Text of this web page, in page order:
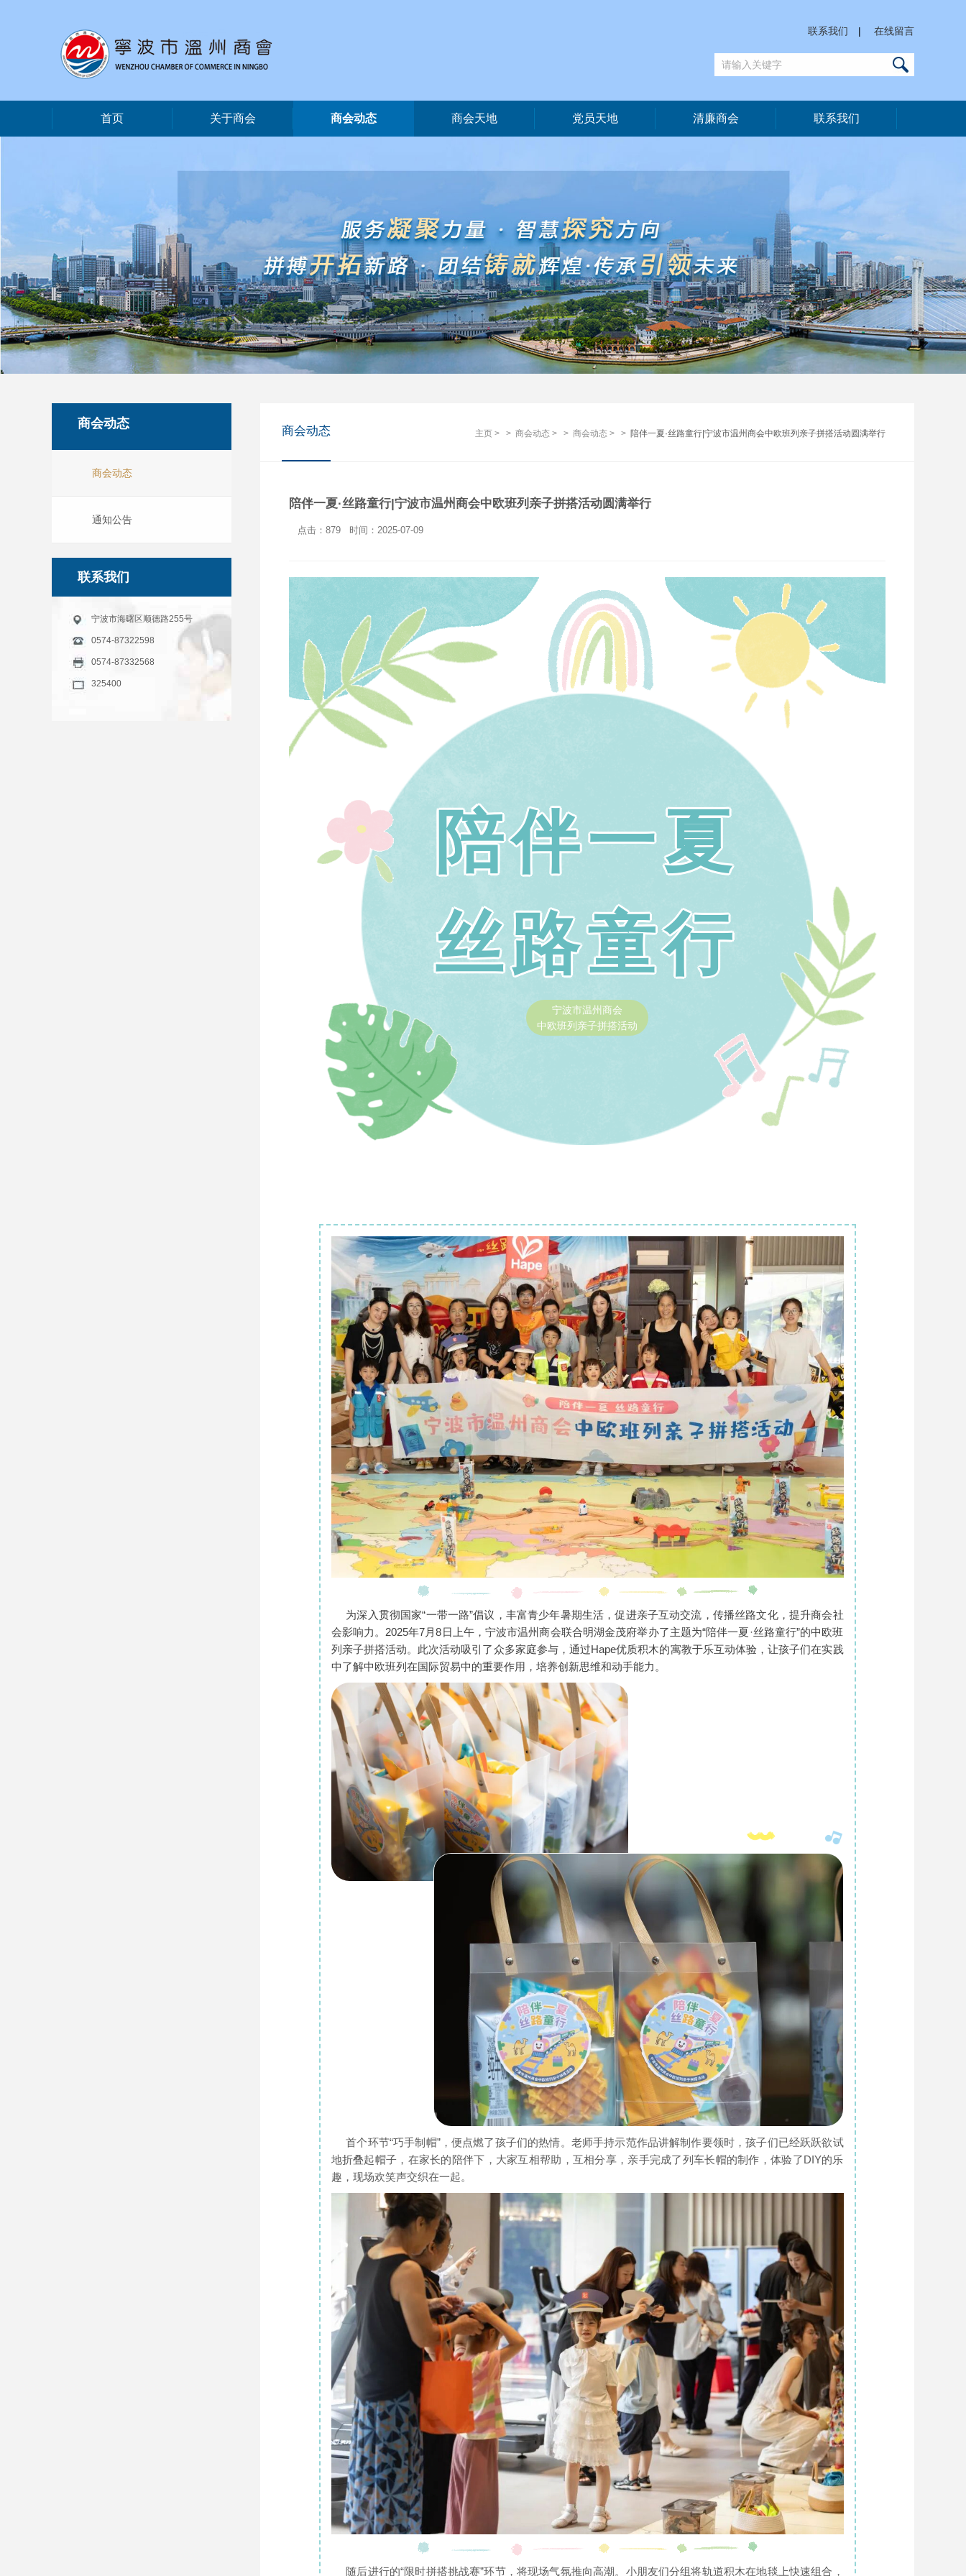
联系我们 | 在线留言
首页 关于商会 商会动态 商会天地 党员天地 清廉商会 联系我们
商会动态
商会动态
通知公告
联系我们
宁波市海曙区顺德路255号
0574-87322598
0574-87332568
325400
商会动态 主页 > > 商会动态 > > 商会动态 > > 陪伴一夏·丝路童行|宁波市温州商会中欧班列亲子拼搭活动圆满举行
陪伴一夏·丝路童行|宁波市温州商会中欧班列亲子拼搭活动圆满举行
点击：879 时间：2025-07-09
陪伴一夏
丝路童行
宁波市温州商会
中欧班列亲子拼搭活动
为深入贯彻国家“一带一路”倡议，丰富青少年暑期生活，促进亲子互动交流，传播丝路文化，提升商会社
会影响力。2025年7月8日上午，宁波市温州商会联合明湖金茂府举办了主题为“陪伴一夏·丝路童行”的中欧班
列亲子拼搭活动。此次活动吸引了众多家庭参与，通过Hape优质积木的寓教于乐互动体验，让孩子们在实践
中了解中欧班列在国际贸易中的重要作用，培养创新思维和动手能力。
首个环节“巧手制帽”，便点燃了孩子们的热情。老师手持示范作品讲解制作要领时，孩子们已经跃跃欲试
地折叠起帽子，在家长的陪伴下，大家互相帮助，互相分享，亲手完成了列车长帽的制作，体验了DIY的乐
趣，现场欢笑声交织在一起。
随后进行的“限时拼搭挑战赛”环节，将现场气氛推向高潮。小朋友们分组将轨道积木在地毯上快速组合，